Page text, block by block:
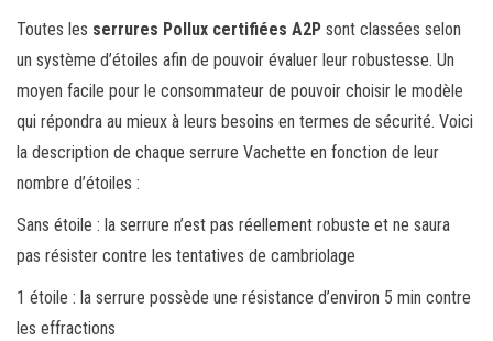
Toutes les serrures Pollux certifiées A2P sont classées selon
un système d’étoiles afin de pouvoir évaluer leur robustesse. Un
moyen facile pour le consommateur de pouvoir choisir le modèle
qui répondra au mieux à leurs besoins en termes de sécurité. Voici
la description de chaque serrure Vachette en fonction de leur
nombre d’étoiles :
Sans étoile : la serrure n’est pas réellement robuste et ne saura
pas résister contre les tentatives de cambriolage
1 étoile : la serrure possède une résistance d’environ 5 min contre
les effractions